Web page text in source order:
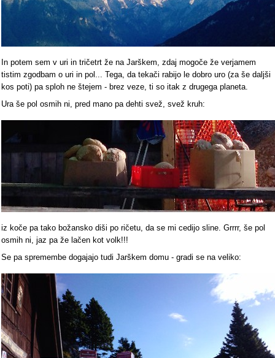
In potem sem v uri in tričetrt že na Jarškem, zdaj mogoče že verjamem
tistim zgodbam o uri in pol... Tega, da tekači rabijo le dobro uro (za še daljši
kos poti) pa sploh ne štejem - brez veze, ti so itak z drugega planeta.
Ura še pol osmih ni, pred mano pa dehti svež, svež kruh:
iz koče pa tako božansko diši po ričetu, da se mi cedijo sline. Grrrr, še pol
osmih ni, jaz pa že lačen kot volk!!!
Se pa spremembe dogajajo tudi Jarškem domu - gradi se na veliko: